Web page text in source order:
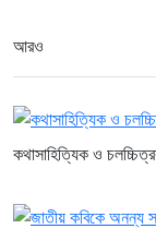
আরও
কথাসাহিত্যিক ও